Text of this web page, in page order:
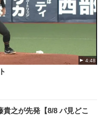
4:48
貴之が先発【8/8 パ見どこ